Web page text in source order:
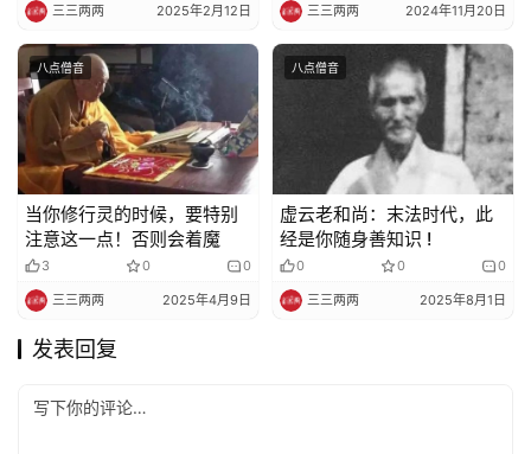
三三两两 2025年2月12日 三三两两 2024年11月20日
八点僧音
当你修行灵的时候，要特别
注意这一点！否则会着魔
3 0 0
三三两两 2025年4月9日
八点僧音
虚云老和尚：末法时代，此
经是你随身善知识 !
0 0 0
三三两两 2025年8月1日
发表回复